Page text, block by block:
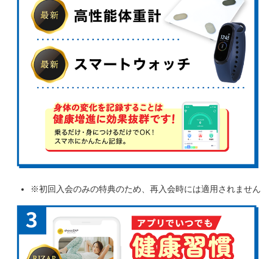
※初回入会のみの特典のため、再入会時には適用されません